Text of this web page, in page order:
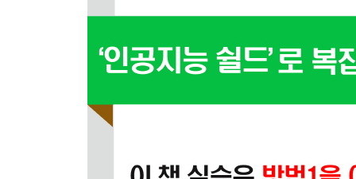
버튼 값 읽어서 시리얼통신으로 전송하기
버튼을 누를 때 한 번 동작으로 코드 만들기 1
함수를 사용하여 버튼을 누를 때 한 번 동작하는 코
인공지능 쉴드 이용하는 방법